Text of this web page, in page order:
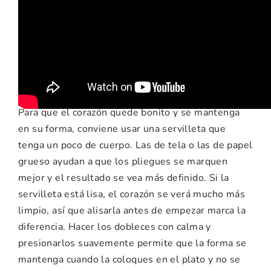
Para que el corazón quede bonito y se mantenga
en su forma, conviene usar una servilleta que
tenga un poco de cuerpo. Las de tela o las de papel
grueso ayudan a que los pliegues se marquen
mejor y el resultado se vea más definido. Si la
servilleta está lisa, el corazón se verá mucho más
limpio, así que alisarla antes de empezar marca la
diferencia. Hacer los dobleces con calma y
presionarlos suavemente permite que la forma se
mantenga cuando la coloques en el plato y no se